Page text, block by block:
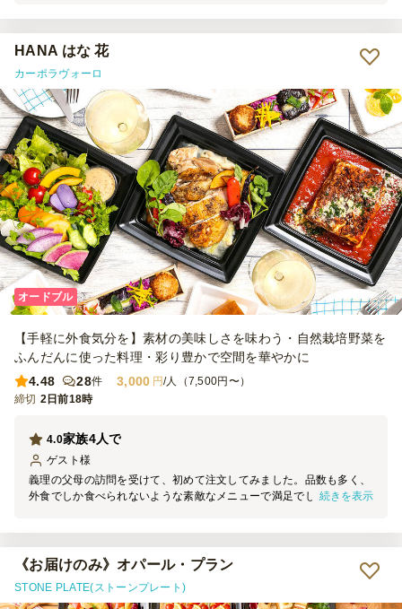
参加者以外に仕事で出勤していた若者もいたので、会終了後フードロ
ス削減に貢献してもらいました。小分けされていたのでわけやすかっ
た。 ケータリングに来てくださっていた係の方からネットの他に電
話で相談頂ければ食事の内容調整も可能と知り次回はそうしようと！
総合評価を高く付けすぎると怪しまれるかもしれませんので少し下げ
てますが不満は全くありませんでした。
HANA はな 花
カーポラヴォーロ
オードブル
【手軽に外食気分を】素材の美味しさを味わう・自然栽培野菜を
ふんだんに使った料理・彩り豊かで空間を華やかに
4.48
28件 3,000 円/人（7,500円〜）
締切 2日前18時
家族4人で
4.0
ゲスト 様
義理の父母の訪問を受けて、初めて注文してみました。品数も多く、
外食でしか食べられないような素敵なメニューで満足でした。強いて
続きを表示
《お届けのみ》オパール・プラン
STONE PLATE(ストーンプレート)